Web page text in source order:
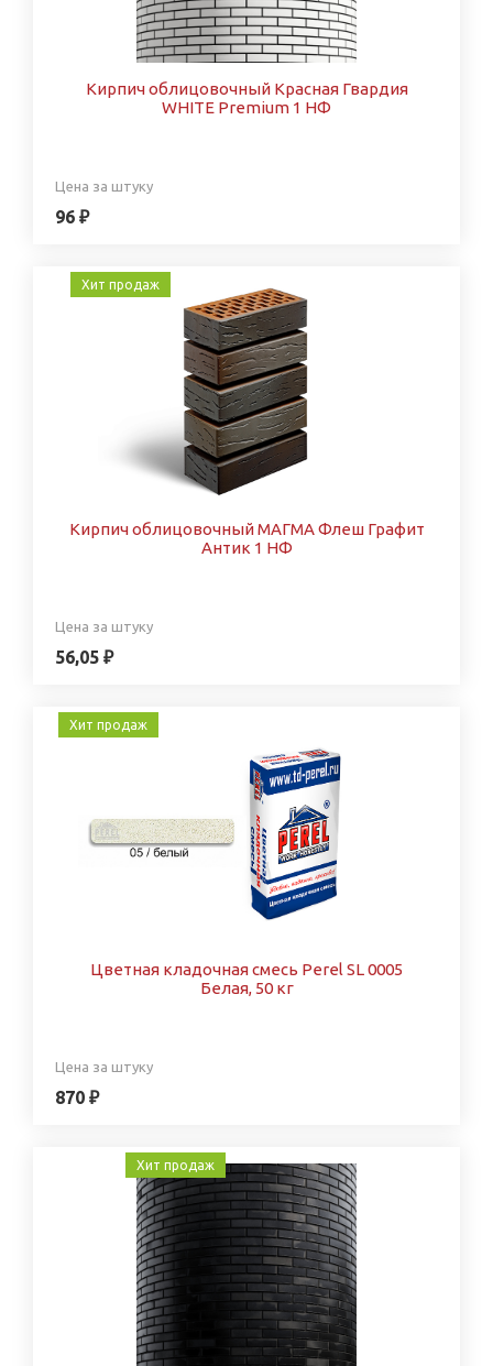
Кирпич облицовочный Красная Гвардия
WHITE Premium 1 НФ
Цена за штуку
96 ₽
Хит продаж
Кирпич облицовочный МАГМА Флеш Графит
Антик 1 НФ
Цена за штуку
56,05 ₽
Хит продаж
Цветная кладочная смесь Perel SL 0005
Белая, 50 кг
Цена за штуку
870 ₽
Хит продаж